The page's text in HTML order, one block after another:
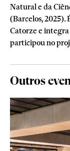
Natural e da
(Barcelos, 2025).
Catorze e integra
participou no
Outros